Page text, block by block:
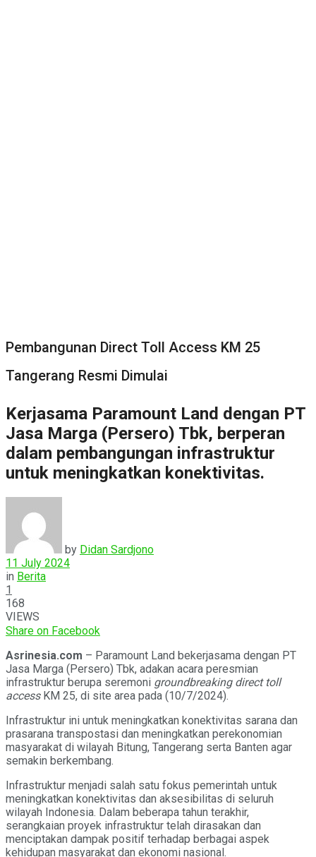
Pembangunan Direct Toll Access KM 25
Tangerang Resmi Dimulai
Kerjasama Paramount Land dengan PT
Jasa Marga (Persero) Tbk, berperan
dalam pembangungan infrastruktur
untuk meningkatkan konektivitas.
by Didan Sardjono
11 July 2024
in Berita
1
168
VIEWS
Share on Facebook
Asrinesia.com – Paramount Land bekerjasama dengan PT
Jasa Marga (Persero) Tbk, adakan acara peresmian
infrastruktur berupa seremoni groundbreaking direct toll
accessKM 25, di site area pada (10/7/2024).
Infrastruktur ini untuk meningkatkan konektivitas sarana dan
prasarana transpostasi dan meningkatkan perekonomian
masyarakat di wilayah Bitung, Tangerang serta Banten agar
semakin berkembang.
Infrastruktur menjadi salah satu fokus pemerintah untuk
meningkatkan konektivitas dan aksesibilitas di seluruh
wilayah Indonesia. Dalam beberapa tahun terakhir,
serangkaian proyek infrastruktur telah dirasakan dan
menciptakan dampak positif terhadap berbagai aspek
kehidupan masyarakat dan ekonomi nasional.